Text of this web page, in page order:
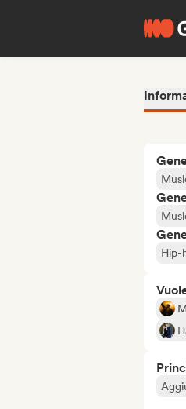
Hip-